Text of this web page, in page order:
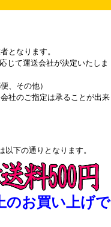
となります。
じて運送会社が決定いたしま
、その他）
社のご指定は承ることが出来
下の通りとなります。
お買い上げで